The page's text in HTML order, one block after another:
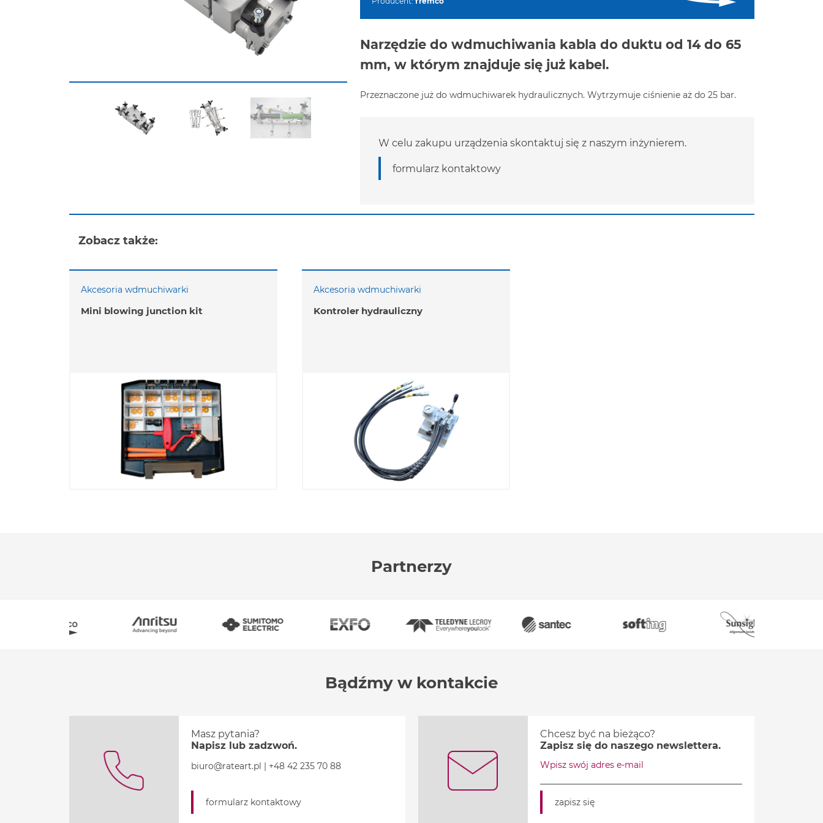
Narzędzie do wdmuchiwania kabla do duktu od 14 do 65
mm, w którym znajduje się już kabel.
Przeznaczone już do wdmuchiwarek hydraulicznych. Wytrzymuje ciśnienie aż do 25 bar.
W celu zakupu urządzenia skontaktuj się z naszym inżynierem.
formularz kontaktowy
Zobacz także:
Akcesoria wdmuchiwarki
Mini blowing junction kit
Akcesoria wdmuchiwarki
Kontroler hydrauliczny
Partnerzy
Bądźmy w kontakcie
Masz pytania?
Napisz lub zadzwoń.
biuro@rateart.pl | +48 42 235 70 88
formularz kontaktowy
Chcesz być na bieżąco?
Zapisz się do naszego newslettera.
Wpisz swój adres e-mail
zapisz się